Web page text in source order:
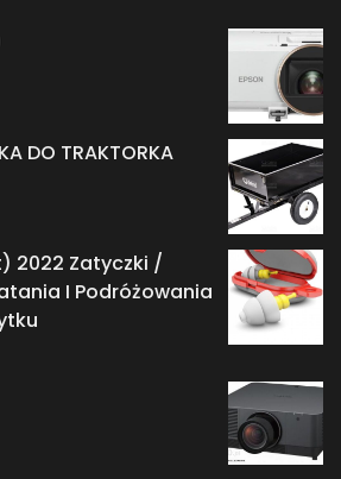
DO TRAKTORKA
2022 Zatyczki /
I Podróżowania